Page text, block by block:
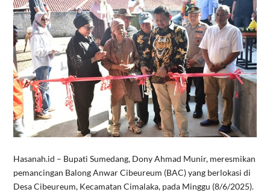
Hasanah.id – Bupati Sumedang, Dony Ahmad Munir, meresmikan
pemancingan Balong Anwar Cibeureum (BAC) yang berlokasi di
Desa Cibeureum, Kecamatan Cimalaka, pada Minggu (8/6/2025).